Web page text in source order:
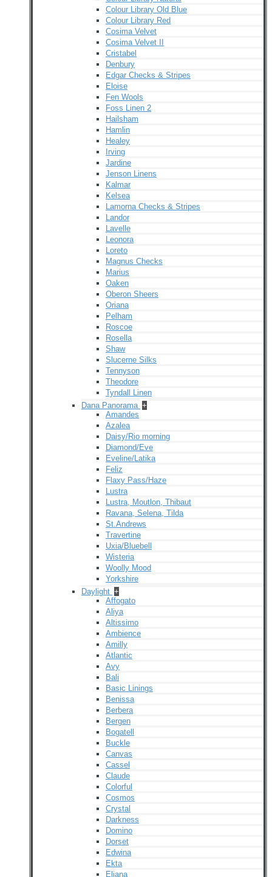
Colour Library Old Blue
Colour Library Red
Cosima Velvet
Cosima Velvet II
Cristabel
Denbury
Edgar Checks & Stripes
Eloise
Fen Wools
Foss Linen 2
Hailsham
Hamlin
Healey
Irving
Jardine
Jenson Linens
Kalmar
Kelsea
Lamorna Checks & Stripes
Landor
Lavelle
Leonora
Loreto
Magnus Checks
Marius
Oaken
Oberon Sheers
Oriana
Pelham
Roscoe
Rosella
Shaw
Slucerne Silks
Tennyson
Theodore
Tyndall Linen
Dana Panorama +
Amandes
Azalea
Daisy/Rio morning
Diamond/Eve
Eveline/Latika
Feliz
Flaxy Pass/Haze
Lustra
Lustra, Moutlon, Thibaut
Ravana, Selena, Tilda
St.Andrews
Travertine
Uxia/Bluebell
Wisteria
Woolly Mood
Yorkshire
Daylight +
Affogato
Aliya
Altissimo
Ambience
Amilly
Atlantic
Avy
Bali
Basic Linings
Benissa
Berbera
Bergen
Bogatell
Buckle
Canvas
Cassel
Claude
Colorful
Cosmos
Crystal
Darkness
Domino
Dorset
Edwina
Ekta
Eliana